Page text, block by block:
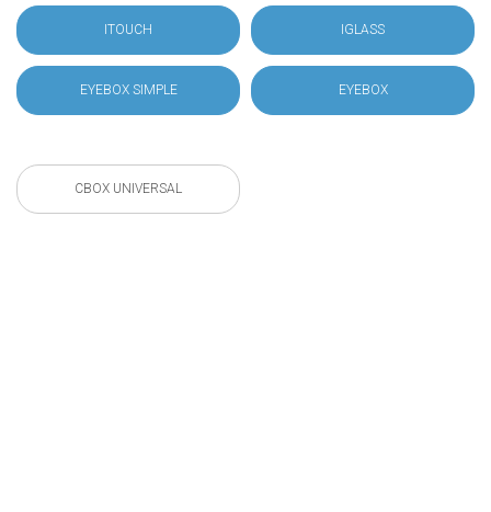
ITOUCH IGLASS
EYEBOX SIMPLE EYEBOX
CBOX UNIVERSAL